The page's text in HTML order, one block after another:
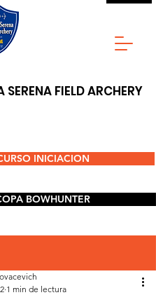
SERENA FIELD ARCHERY
INICIACION
BOWHUNTER
1 min de lectura